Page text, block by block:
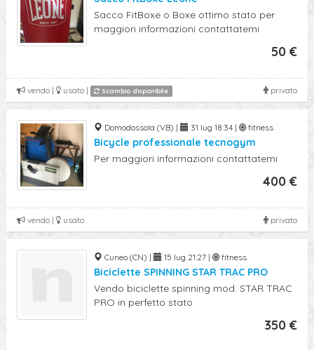
Sacco FitBoxe o Boxe ottimo stato per
maggiori informazioni contattatemi
50 €
privato
vendo | usato | Scambio disponibile
Domodossola (VB) | 31 lug 18:34 | fitness
Bicycle professionale tecnogym
Per maggiori informazioni contattatemi
400 €
privato
vendo | usato
Cuneo (CN) | 15 lug 21:27 | fitness
Biciclette SPINNING STAR TRAC PRO
Vendo biciclette spinning mod. STAR TRAC
PRO in perfetto stato
350 €